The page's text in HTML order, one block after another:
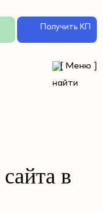
Получить КП
[ Меню ]
в